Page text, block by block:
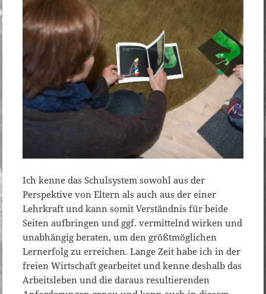
Ich kenne das Schulsystem sowohl aus der
Perspektive von Eltern als auch aus der einer
Lehrkraft und kann somit Verständnis für beide
Seiten aufbringen und ggf. vermittelnd wirken und
unabhängig beraten, um den größtmöglichen
Lernerfolg zu erreichen. Lange Zeit habe ich in der
freien Wirtschaft gearbeitet und kenne deshalb das
Arbeitsleben und die daraus resultierenden